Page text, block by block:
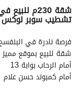
التفاصيل
تشطيب سوبر لوكس
فرصة نادرة في البنفسج 1 فيلات – التجمع
شقة للبيع بموقع مميز
أمام الرحاب بوابة 13
أمام كمبوند حسن علام